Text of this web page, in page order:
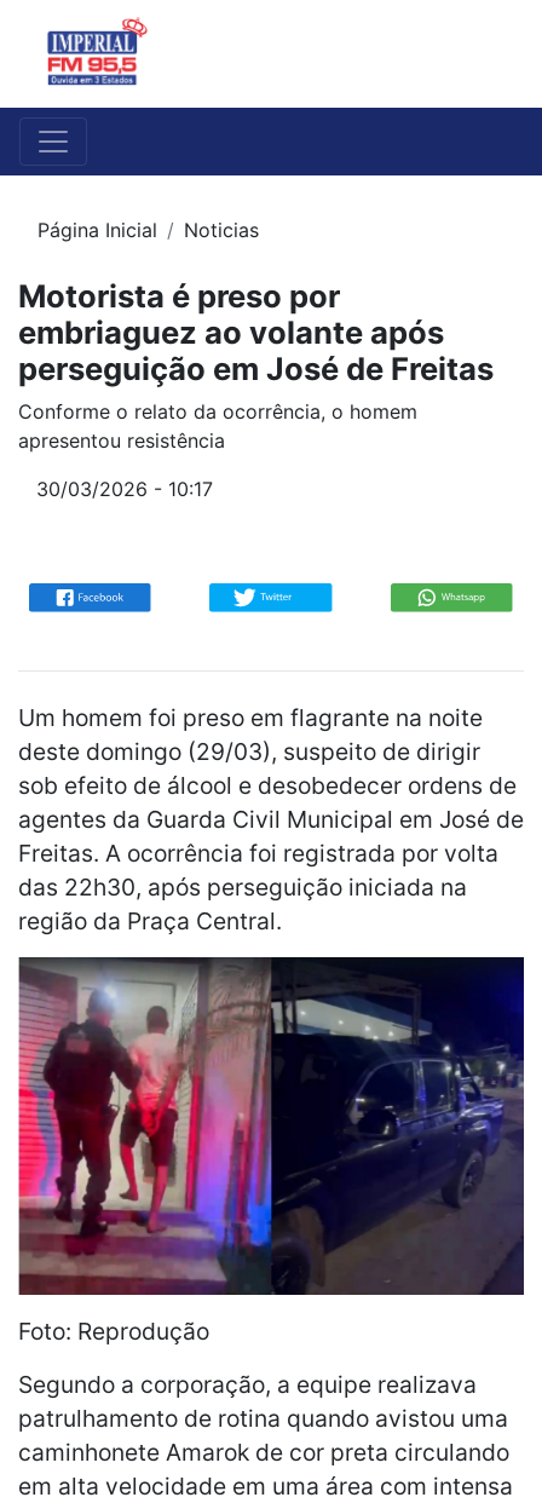
Página Inicial Noticias
Motorista é preso por
embriaguez ao volante após
perseguição em José de Freitas
Conforme o relato da ocorrência, o homem
apresentou resistência
30/03/2026 - 10:17
Um homem foi preso em flagrante na noite
deste domingo (29/03), suspeito de dirigir
sob efeito de álcool e desobedecer ordens de
agentes da Guarda Civil Municipal em José de
Freitas. A ocorrência foi registrada por volta
das 22h30, após perseguição iniciada na
região da Praça Central.
Foto: Reprodução
Segundo a corporação, a equipe realizava
patrulhamento de rotina quando avistou uma
caminhonete Amarok de cor preta circulando
em alta velocidade em uma área com intensa